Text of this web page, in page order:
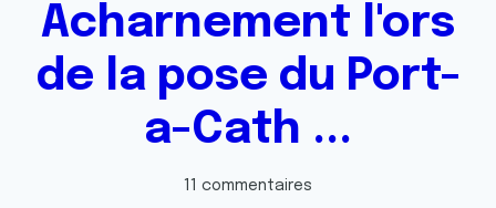
Acharnement l'ors
de la pose du Port-
a-Cath ...
11 commentaires